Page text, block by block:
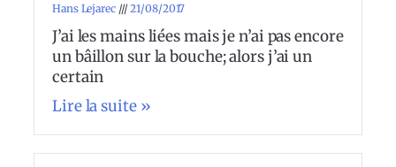
Hans Lejarec 21/08/2017
J’ai les mains liées mais je n’ai pas encore
un bâillon sur la bouche; alors j’ai un
certain
Lire la suite »